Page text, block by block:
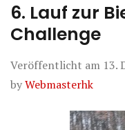
6. Lauf zur
Challenge
Veröffentlicht am 13.
byWebmasterhk